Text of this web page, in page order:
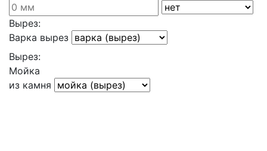
Вырез:
Варка вырез
Вырез:
Мойка
из камня